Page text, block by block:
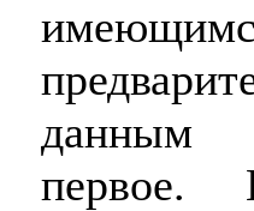
данным
первое.